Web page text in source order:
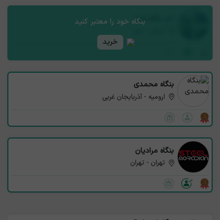
بنگاه خود را معتبر کنید
خرید
نام بنگاه شما
بنگاه محمدی
ارومیه - آذربایجان غربی
بنگاه مرادیان
تهران - تهران